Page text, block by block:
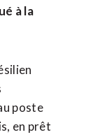
à la
poste
en prêt